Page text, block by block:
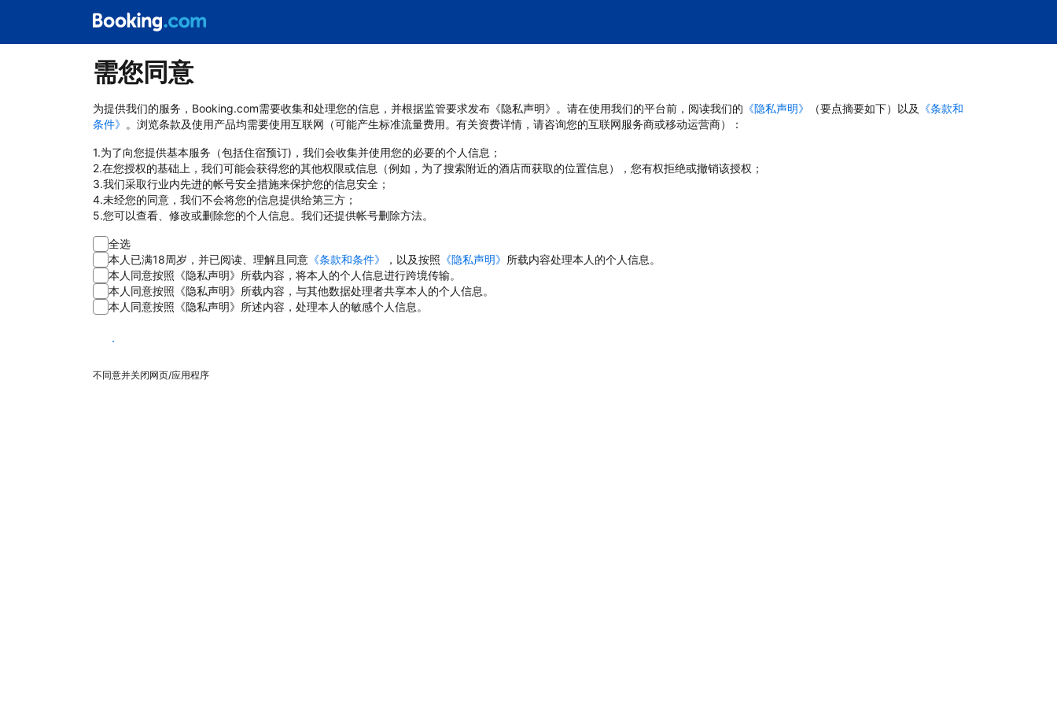
需您同意
为提供我们的服务，Booking.com需要收集和处理您的信息，并根据监管要求发布《隐私声明》。请在使用我们的平台前，阅读我们的 《隐私声明》 （要点摘要如下）以及 《条款和
条件》 。浏览条款及使用产品均需要使用互联网（可能产生标准流量费用。有关资费详情，请咨询您的互联网服务商或移动运营商）：
1.为了向您提供基本服务（包括住宿预订)，我们会收集并使用您的必要的个人信息；
2.在您授权的基础上，我们可能会获得您的其他权限或信息（例如，为了搜索附近的酒店而获取的位置信息），您有权拒绝或撤销该授权；
3.我们采取行业内先进的帐号安全措施来保护您的信息安全；
4.未经您的同意，我们不会将您的信息提供给第三方；
5.您可以查看、修改或删除您的个人信息。我们还提供帐号删除方法。
全选
本人已满18周岁，并已阅读、理解且同意 《条款和条件》 ，以及按照 《隐私声明》 所载内容处理本人的个人信息。
本人同意按照《隐私声明》所载内容，将本人的个人信息进行跨境传输。
本人同意按照《隐私声明》所载内容，与其他数据处理者共享本人的个人信息。
本人同意按照《隐私声明》所述内容，处理本人的敏感个人信息。
同意
不同意并关闭网页/应用程序